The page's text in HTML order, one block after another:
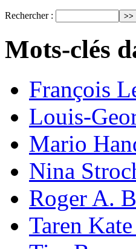
Rechercher :
Mots-clés
François
Louis-
Mario
Nina
Roger A.
Taren